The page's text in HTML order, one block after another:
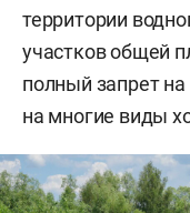
территории
участков общей
полный запрет на
на многие виды